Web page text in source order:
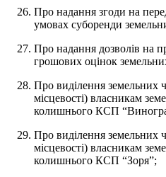
Про надання згоди на
умовах суборенди
Про надання дозволів на
грошових оцінок
Про виділення земельних
місцевості) власникам
колишнього КСП
Про виділення земельних
місцевості) власникам
колишнього КСП “Зоря”;